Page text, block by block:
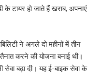
के टायर हो जाते हैं खराब, अपनाएं
ने अगले दो महीनों में तीन
करने की योजना बनाई थी।
बढ़ा दी। यह ई-बाइक सेवा के